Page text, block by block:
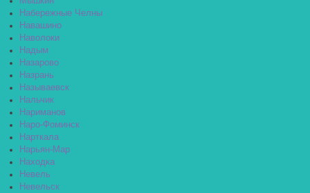
Набережные Челны
Навашино
Наволоки
Надым
Назарово
Назрань
Называевск
Нальчик
Нариманов
Наро-Фоминск
Нарткала
Нарьян-Мар
Находка
Невель
Невельск